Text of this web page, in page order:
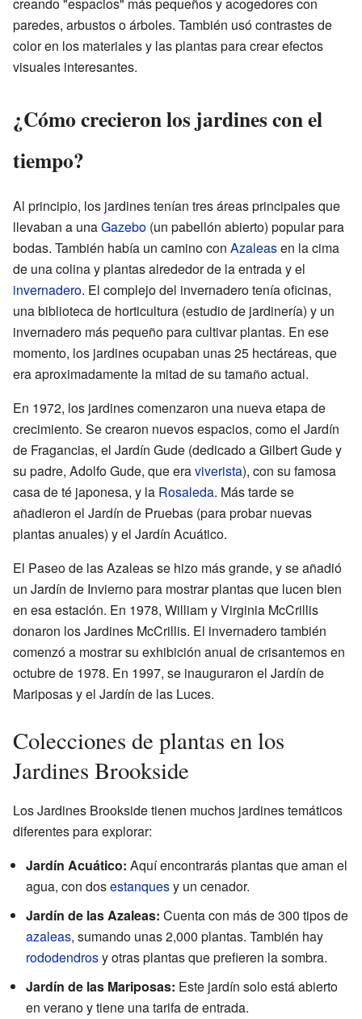
creando "espacios" más pequeños y acogedores con
paredes, arbustos o árboles. También usó contrastes de
color en los materiales y las plantas para crear efectos
visuales interesantes.
¿Cómo crecieron los jardines con el
tiempo?
Al principio, los jardines tenían tres áreas principales que
llevaban a unaGazebo (un pabellón abierto) popular para
bodas. También había un camino con Azaleasen la cima
de una colina y plantas alrededor de la entrada y el
invernadero. El complejo del invernadero tenía oficinas,
una biblioteca de horticultura (estudio de jardinería) y un
invernadero más pequeño para cultivar plantas. En ese
momento, los jardines ocupaban unas 25 hectáreas, que
era aproximadamente la mitad de su tamaño actual.
En 1972, los jardines comenzaron una nueva etapa de
crecimiento. Se crearon nuevos espacios, como el Jardín
de Fragancias, el Jardín Gude (dedicado a Gilbert Gude y
su padre, Adolfo Gude, que eraviverista), con su famosa
casa de té japonesa, y la Rosaleda. Más tarde se
añadieron el Jardín de Pruebas (para probar nuevas
plantas anuales) y el Jardín Acuático.
El Paseo de las Azaleas se hizo más grande, y se añadió
un Jardín de Invierno para mostrar plantas que lucen bien
en esa estación. En 1978, William y Virginia McCrillis
donaron los Jardines McCrillis. El invernadero también
comenzó a mostrar su exhibición anual de crisantemos en
octubre de 1978. En 1997, se inauguraron el Jardín de
Mariposas y el Jardín de las Luces.
Colecciones de plantas en los
Jardines Brookside
Los Jardines Brookside tienen muchos jardines temáticos
diferentes para explorar:
Jardín Acuático: Aquí encontrarás plantas que aman el
agua, con dosestanquesy un cenador.
Jardín de las Azaleas: Cuenta con más de 300 tipos de
azaleas, sumando unas 2,000 plantas. También hay
rododendrosy otras plantas que prefieren la sombra.
Jardín de las Mariposas: Este jardín solo está abierto
en verano y tiene una tarifa de entrada.